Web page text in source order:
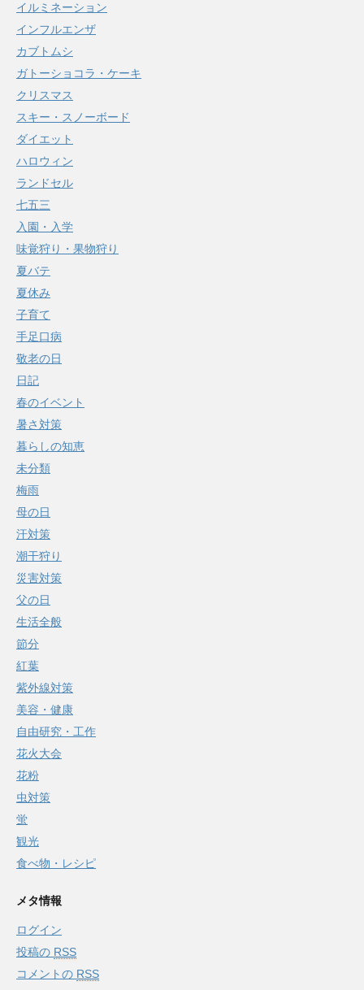
イルミネーション
インフルエンザ
カブトムシ
ガトーショコラ・ケーキ
クリスマス
スキー・スノーボード
ダイエット
ハロウィン
ランドセル
七五三
入園・入学
味覚狩り・果物狩り
夏バテ
夏休み
子育て
手足口病
敬老の日
日記
春のイベント
暑さ対策
暮らしの知恵
未分類
梅雨
母の日
汗対策
潮干狩り
災害対策
父の日
生活全般
節分
紅葉
紫外線対策
美容・健康
自由研究・工作
花火大会
花粉
虫対策
蛍
観光
食べ物・レシピ
メタ情報
ログイン
投稿の RSS
コメントの RSS